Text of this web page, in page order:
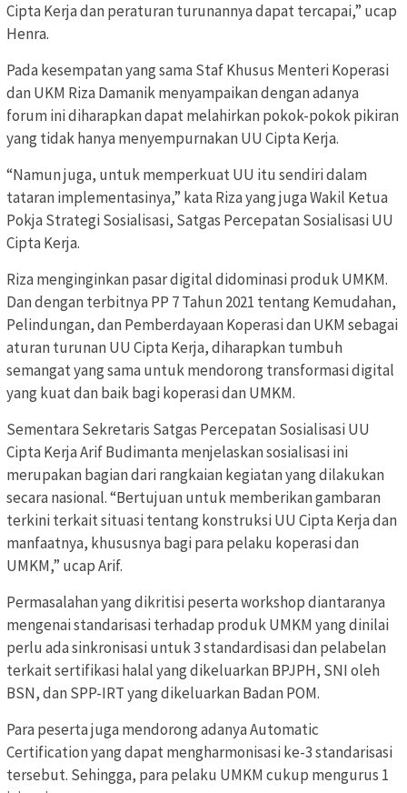
Cipta Kerja dan peraturan turunannya dapat tercapai,” ucap
Henra.
Pada kesempatan yang sama Staf Khusus Menteri Koperasi
dan UKM Riza Damanik menyampaikan dengan adanya
forum ini diharapkan dapat melahirkan pokok-pokok pikiran
yang tidak hanya menyempurnakan UU Cipta Kerja.
“Namun juga, untuk memperkuat UU itu sendiri dalam
tataran implementasinya,” kata Riza yang juga Wakil Ketua
Pokja Strategi Sosialisasi, Satgas Percepatan Sosialisasi UU
Cipta Kerja.
Riza menginginkan pasar digital didominasi produk UMKM.
Dan dengan terbitnya PP 7 Tahun 2021 tentang Kemudahan,
Pelindungan, dan Pemberdayaan Koperasi dan UKM sebagai
aturan turunan UU Cipta Kerja, diharapkan tumbuh
semangat yang sama untuk mendorong transformasi digital
yang kuat dan baik bagi koperasi dan UMKM.
Sementara Sekretaris Satgas Percepatan Sosialisasi UU
Cipta Kerja Arif Budimanta menjelaskan sosialisasi ini
merupakan bagian dari rangkaian kegiatan yang dilakukan
secara nasional. “Bertujuan untuk memberikan gambaran
terkini terkait situasi tentang konstruksi UU Cipta Kerja dan
manfaatnya, khususnya bagi para pelaku koperasi dan
UMKM,” ucap Arif.
Permasalahan yang dikritisi peserta workshop diantaranya
mengenai standarisasi terhadap produk UMKM yang dinilai
perlu ada sinkronisasi untuk 3 standardisasi dan pelabelan
terkait sertifikasi halal yang dikeluarkan BPJPH, SNI oleh
BSN, dan SPP-IRT yang dikeluarkan Badan POM.
Para peserta juga mendorong adanya Automatic
Certification yang dapat mengharmonisasi ke-3 standarisasi
tersebut. Sehingga, para pelaku UMKM cukup mengurus 1